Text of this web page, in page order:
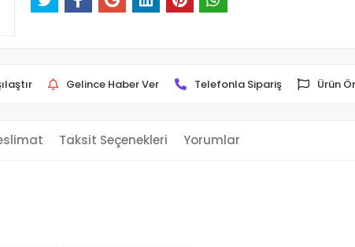
Gelince Haber Ver Telefonla Sipariş Ürün
Taksit Seçenekleri Yorumlar